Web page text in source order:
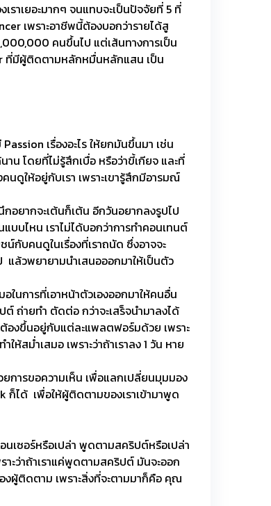
ราเยอะมากๆ จนแทบจะเป็นปัจจัยที่ 5 ที่
เพราะอาชีพนี้ต้องบอกว่ารายได้สู
คนขึ้นไป แต่เส้นทางการเป็น
ที่มีผู้ติดตามหลักหมื่นหลักแสน เป็น
เรื่องอะไร ให้ยกมันขึ้นมา เช่น
าน โดยที่ไม่รู้สึกเบื่อ หรือว่าขี้เกียจ และที่
นดูให้อยู่กับเรา เพราะเขารู้สึกมีอารมณ์
อยากจะเต้นก็เต้น อีกวันอยากลงรูปไป
แบบไหน เราไม่ได้บอกว่าการทำคอนเทนต์
น์กับคนดูในเรื่องที่เราถนัด ซึ่งอาจจะ
แล้วพยายามนำเสนอออกมาให้เป็นตัว
ในการที่เอาหน้าตัวเองออกมาให้คนอื่น
ถ่ายทำ ตัดต่อ กว่าจะเสร็จนำมาลงได้
ต้องขึ้นอยู่กับแต่ละแพลตฟอร์มด้วย เพราะ
ห้สม่ำเสมอ เพราะว่าถ้าเราลง 1 วัน หาย
การขอความเห็น เพื่อแลกเปลี่ยนมุมมอง
ก็ได้ เพื่อให้ผู้ติดตามของเราเข้ามาพูด
นเซอร์หรือเปล่า พูดตามสคริปต์หรือเปล่า
าะว่าถ้าเราแค่พูดตามสคริปต์ มันจะออก
งผู้ติดตาม เพราะสิ่งที่จะตามมาก็คือ คุณ